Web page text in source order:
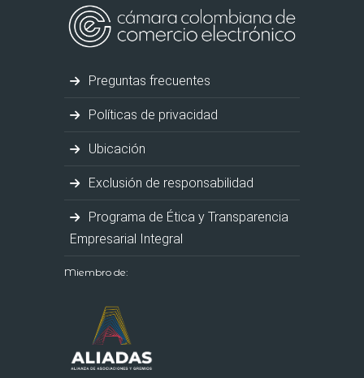
Preguntas frecuentes
Políticas de privacidad
Ubicación
Exclusión de responsabilidad
Programa de Ética y Transparencia
Empresarial Integral
Miembro de: